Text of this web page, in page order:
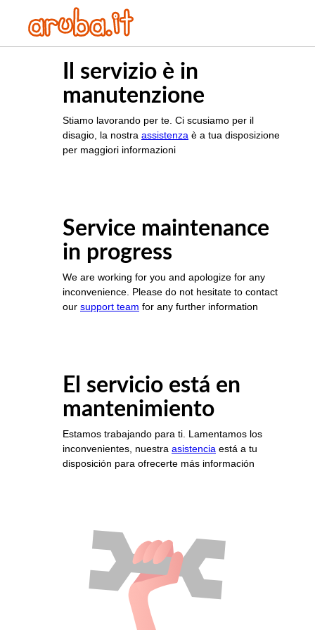
Il servizio è in
manutenzione
Stiamo lavorando per te. Ci scusiamo per il
disagio, la nostra assistenza è a tua disposizione
per maggiori informazioni
Service maintenance
in progress
We are working for you and apologize for any
inconvenience. Please do not hesitate to contact
our support team for any further information
El servicio está en
mantenimiento
Estamos trabajando para ti. Lamentamos los
inconvenientes, nuestra asistencia está a tu
disposición para ofrecerte más información